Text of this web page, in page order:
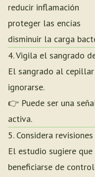
reducir inflamación
proteger las encías
disminuir la carga
4. Vigila el sangrado
El sangrado al
ignorarse.
👉 Puede ser una
activa.
5. Considera
El estudio sugiere
beneficiarse de